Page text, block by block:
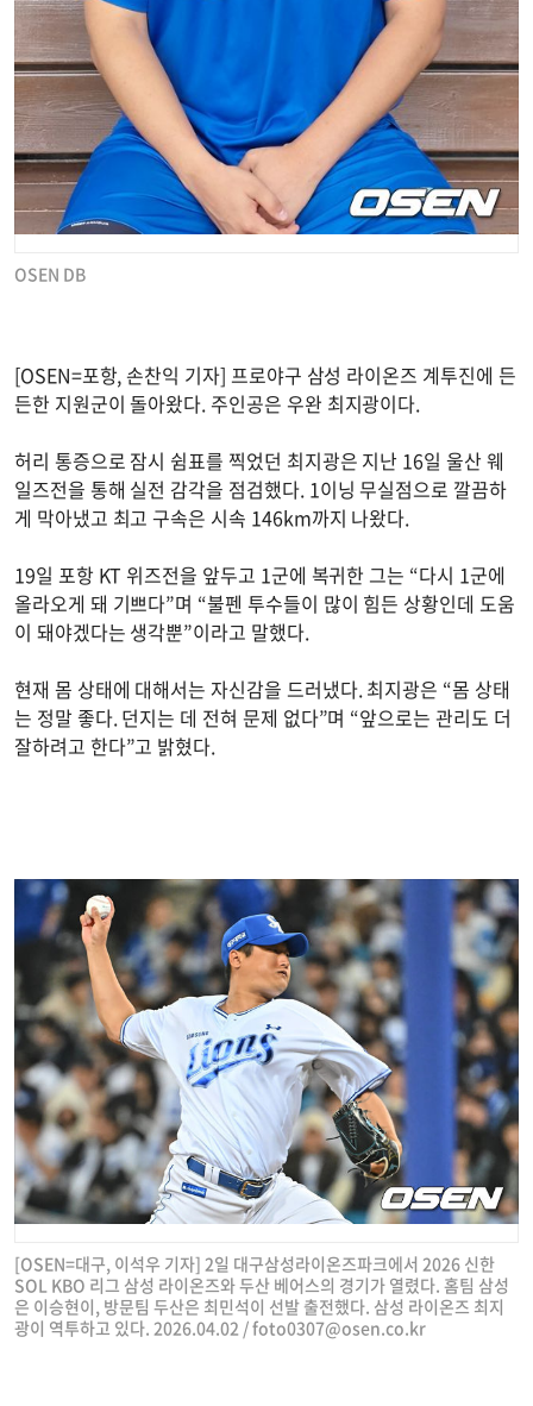
OSEN DB
[OSEN=포항, 손찬익 기자] 프로야구 삼성 라이온즈 계투진에 든
든한 지원군이 돌아왔다. 주인공은 우완 최지광이다.
허리 통증으로 잠시 쉼표를 찍었던 최지광은 지난 16일 울산 웨
일즈전을 통해 실전 감각을 점검했다. 1이닝 무실점으로 깔끔하
게 막아냈고 최고 구속은 시속 146km까지 나왔다.
19일 포항 KT 위즈전을 앞두고 1군에 복귀한 그는 “다시 1군에
올라오게 돼 기쁘다”며 “불펜 투수들이 많이 힘든 상황인데 도움
이 돼야겠다는 생각뿐”이라고 말했다.
현재 몸 상태에 대해서는 자신감을 드러냈다. 최지광은 “몸 상태
는 정말 좋다. 던지는 데 전혀 문제 없다”며 “앞으로는 관리도 더
잘하려고 한다”고 밝혔다.
[OSEN=대구, 이석우 기자] 2일 대구삼성라이온즈파크에서 2026 신한
SOL KBO 리그 삼성 라이온즈와 두산 베어스의 경기가 열렸다. 홈팀 삼성
은 이승현이, 방문팀 두산은 최민석이 선발 출전했다. 삼성 라이온즈 최지
광이 역투하고 있다. 2026.04.02 /foto0307@osen.co.kr